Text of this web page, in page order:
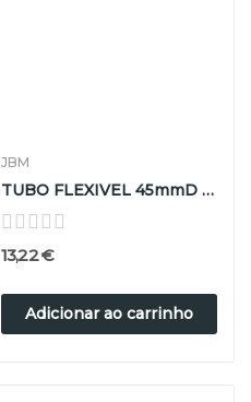
JBM
TUBO FLEXIVEL 45mmD x 250mm L
13,22 €
Adicionar ao carrinho